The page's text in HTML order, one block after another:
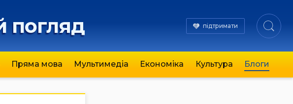
погляд підтримати
Пряма мова Мультимедіа Економіка Культура Блоги